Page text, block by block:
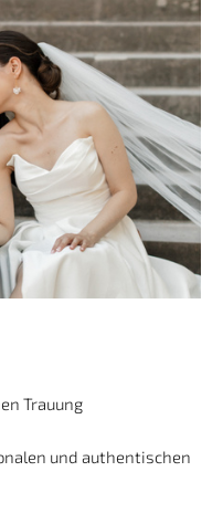
Trauung
und authentischen